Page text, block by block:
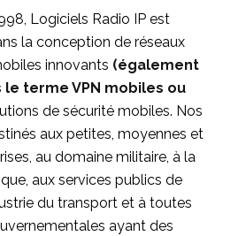
Logiciels Radio IP est
la conception de réseaux
innovants (également
le terme VPN mobiles ou
de sécurité mobiles. Nos
aux petites, moyennes et
au domaine militaire, à la
aux services publics de
du transport et à toutes
ayant des